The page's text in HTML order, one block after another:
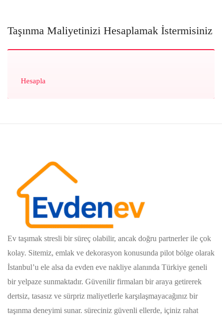
Taşınma Maliyetinizi Hesaplamak İstermisiniz
Hesapla
Ev taşımak stresli bir süreç olabilir, ancak doğru partnerler ile çok
kolay. Sitemiz, emlak ve dekorasyon konusunda pilot bölge olarak
İstanbul’u ele alsa da evden eve nakliye alanında Türkiye geneli
bir yelpaze sunmaktadır. Güvenilir firmaları bir araya getirerek
dertsiz, tasasız ve sürpriz maliyetlerle karşılaşmayacağınız bir
taşınma deneyimi sunar. süreciniz güvenli ellerde, içiniz rahat